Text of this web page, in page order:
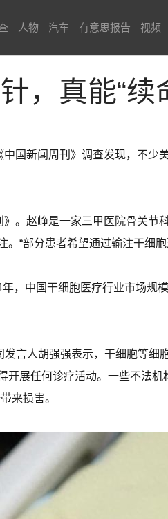
人物 汽车 有意思报告 视频
，真能“续
国新闻周刊》调查发现，不
。赵峥是一家三甲医院骨关
“部分患者希望通过输注干细胞
，中国干细胞医疗行业市场规
言人胡强强表示，干细胞等细
展任何诊疗活动。一些不法
来损害。